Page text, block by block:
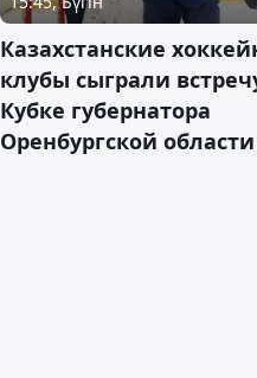
Казахстанские
клубы сыграли
Кубке губернатора
Оренбургской области